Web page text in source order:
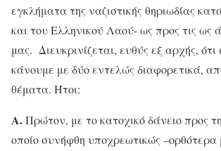
εγκλήματα της ναζιστικής θηριωδίας
και του Ελληνικού Λαού- ως προς τις ως
μας. Διευκρινίζεται, ευθύς εξ αρχής,
κάνουμε με δύο εντελώς διαφορετικά,
θέματα. Ήτοι:
Α.Πρώτον, με το κατοχικό δάνειο προς
οποίο συνήφθη υποχρεωτικώς –ορθότερα